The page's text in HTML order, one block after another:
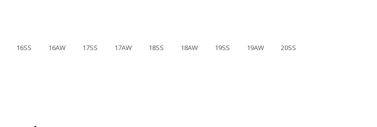
16SS 16AW 17SS 17AW 18SS 18AW 19SS 19AW 20SS